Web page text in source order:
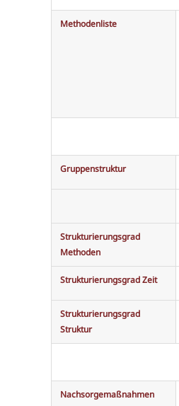
Methodenliste
Gruppenstruktur
Strukturierungsgrad
Methoden
Strukturierungsgrad Zeit
Strukturierungsgrad
Struktur
Nachsorgemaßnahmen